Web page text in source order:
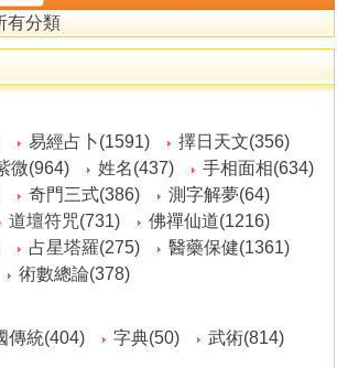
有分類
易經占卜(1591)
擇日天文(356)
微(964) 姓名(437)
手相面相(634)
奇門三式(386)
測字解夢(64)
道壇符咒(731)
佛禪仙道(1216)
占星塔羅(275)
醫藥保健(1361)
術數總論(378)
傳統(404) 字典(50)
武術(814)